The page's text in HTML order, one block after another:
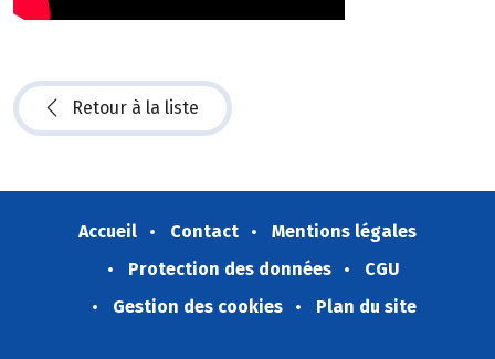
Retour à la liste
Accueil Contact
Mentions légales
Protection des données
CGU
Gestion des cookies
Plan du site